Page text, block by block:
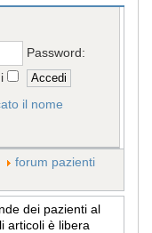
Password:
il nome
forum pazienti
dei pazienti al
articoli è libera